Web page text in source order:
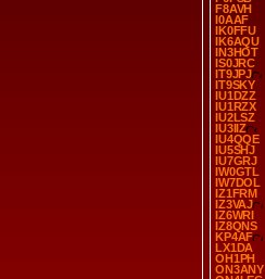
F8AVH
I0AAF
IK0FFU
IK6AQU
IN3HOT
IS0JRC
IT9JPJ
IT9SKY
IU1DZZ
IU1RZX
IU2LSZ
IU3IIZ
IU4QQE
IU5SHJ
IU7GRJ
IW0GTL
IW7DOL
IZ1FRM
IZ3VAJ
IZ6WRI
IZ8QNS
KP4AF
LX1DA
OH1PH
ON3ANY